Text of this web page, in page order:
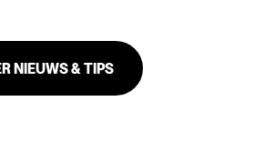
NIEUWS & TIPS